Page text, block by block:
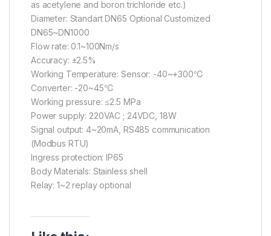
as acetylene and boron trichloride etc.)
Diameter: Standart DN65 Optional Customized
DN65~DN1000
Flow rate: 0.1~100Nm/s
Accuracy: ±2.5%
Working Temperature: Sensor: -40~+300℃
Converter: -20~45℃
Working pressure: ≤2.5 MPa
Power supply: 220VAC ; 24VDC, 18W
Signal output: 4~20mA, RS485 communication
(Modbus RTU)
Ingress protection: IP65
Body Materials: Stainless shell
Relay: 1~2 replay optional